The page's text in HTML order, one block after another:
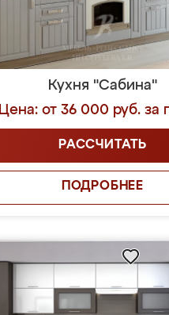
Кухня "Сабина"
Цена: от 36 000 руб. за
РАССЧИТАТЬ
ПОДРОБНЕЕ